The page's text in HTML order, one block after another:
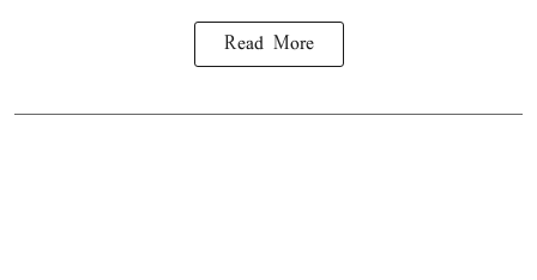
Read More